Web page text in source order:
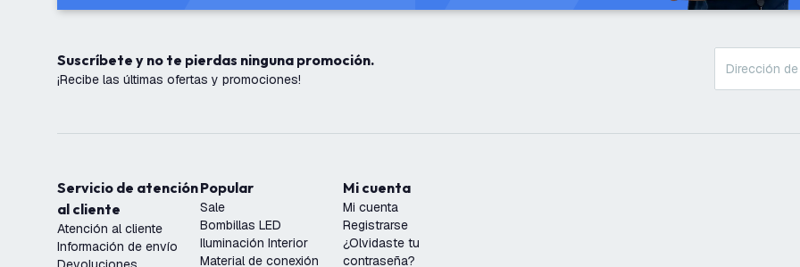
Suscríbete y no te pierdas ninguna promoción.
¡Recibe las últimas ofertas y promociones!
Servicio de atención
al cliente
Atención al cliente
Información de envío
Popular
Sale
Bombillas LED
Iluminación Interior
Material de conexión
Mi cuenta
Mi cuenta
Registrarse
¿Olvidaste tu
contraseña?